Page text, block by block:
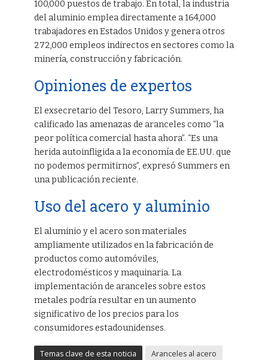
100,000 puestos de trabajo. En total, la industria
del aluminio emplea directamente a 164,000
trabajadores en Estados Unidos y genera otros
272,000 empleos indirectos en sectores como la
minería, construcción y fabricación.
Opiniones de expertos
El exsecretario del Tesoro, Larry Summers, ha
calificado las amenazas de aranceles como “la
peor política comercial hasta ahora”. “Es una
herida autoinfligida a la economía de EE.UU. que
no podemos permitirnos”, expresó Summers en
una publicación reciente.
Uso del acero y aluminio
El aluminio y el acero son materiales
ampliamente utilizados en la fabricación de
productos como automóviles,
electrodomésticos y maquinaria. La
implementación de aranceles sobre estos
metales podría resultar en un aumento
significativo de los precios para los
consumidores estadounidenses.
Temas clave de esta noticia
Aranceles al acero